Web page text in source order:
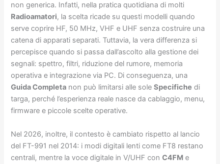
non generica. Infatti, nella pratica quotidiana di molti
Radioamatori, la scelta ricade su questi modelli quando
serve coprire HF, 50 MHz, VHF e UHF senza costruire una
catena di apparati separati. Tuttavia, la vera differenza si
percepisce quando si passa dall’ascolto alla gestione dei
segnali: spettro, filtri, riduzione del rumore, memoria
operativa e integrazione via PC. Di conseguenza, una
Guida Completa non può limitarsi alle soleSpecifiche di
targa, perché l’esperienza reale nasce da cablaggio, menu,
firmware e piccole scelte operative.
Nel 2026, inoltre, il contesto è cambiato rispetto al lancio
del FT-991 nel 2014: i modi digitali lenti come FT8 restano
centrali, mentre la voce digitale in V/UHF conC4FM e